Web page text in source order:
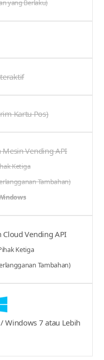
yang Berlaku)
Kartu Pos)
Vending API
Ketiga
Tambahan)
Vending API
Ketiga
Tambahan)
Windows 7 atau Lebih